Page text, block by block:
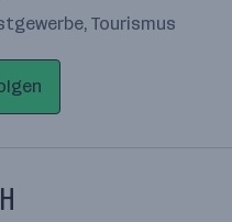
Tourismus